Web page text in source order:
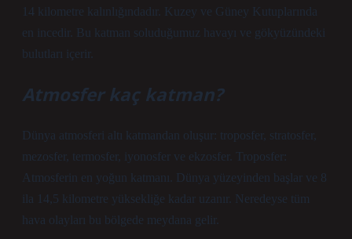
14 kilometre kalınlığındadır. Kuzey ve Güney Kutuplarında
en incedir. Bu katman soluduğumuz havayı ve gökyüzündeki
bulutları içerir.
Atmosfer kaç katman?
Dünya atmosferi altı katmandan oluşur: troposfer, stratosfer,
mezosfer, termosfer, iyonosfer ve ekzosfer. Troposfer:
Atmosferin en yoğun katmanı. Dünya yüzeyinden başlar ve 8
ila 14,5 kilometre yüksekliğe kadar uzanır. Neredeyse tüm
hava olayları bu bölgede meydana gelir.